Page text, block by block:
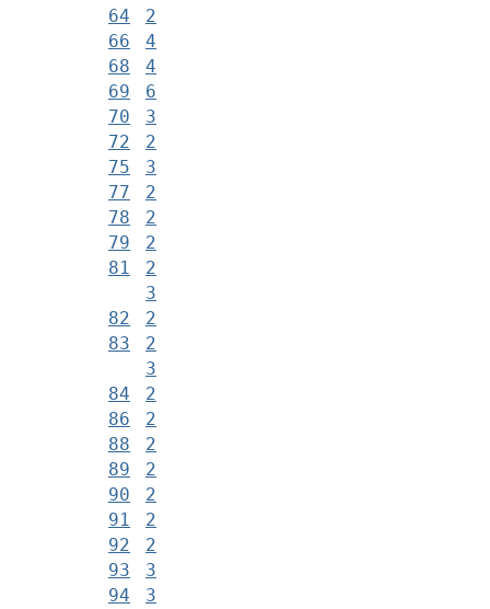
64
2
66
4
68
4
69
6
70
3
72
2
75
3
77
2
78
2
79
2
81
2
3
82
2
83
2
3
84
2
86
2
88
2
89
2
90
2
91
2
92
2
93
3
94
3